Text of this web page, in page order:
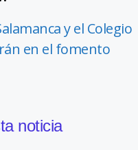
y el Colegio
en el fomento
noticia